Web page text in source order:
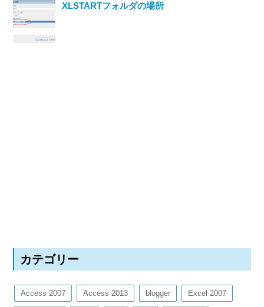
XLSTARTフォルダの場所
カテゴリー
Access 2007 Access 2013 blogger Excel 2007